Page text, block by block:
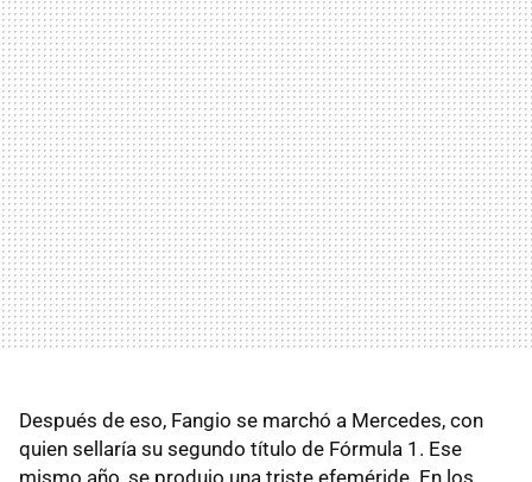
Después de eso, Fangio se marchó a Mercedes, con
quien sellaría su segundo título de Fórmula 1. Ese
mismo año, se produjo una triste efeméride. En los